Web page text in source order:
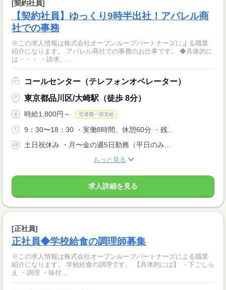
[契約社員]
【契約社員】ゆっくり9時半出社！アパレル商
社での事務
※この求人情報は株式会社オープンループパートナーズによる職業
紹介になります。 アパレル商社での事務のお仕事です。 ◆具体的に
は・・・ ・請求、...
コールセンター（テレフォンオペレーター）
東京都品川区/大崎駅（徒歩 8分）
時給1,800円～ 交通費一部支給
9：30〜18：30 ・実働8時間、休憩60分 ・残...
土日祝休み ・月〜金の週5日勤務（平日のみ...
もっと見る
求人詳細を見る
[正社員]
正社員◆学校給食の調理師募集
※この求人情報は株式会社オープンループパートナーズによる職業
紹介になります。 学校給食の調理です。 【具体的には】 ・下ごしら
え ・調理 ・味付...